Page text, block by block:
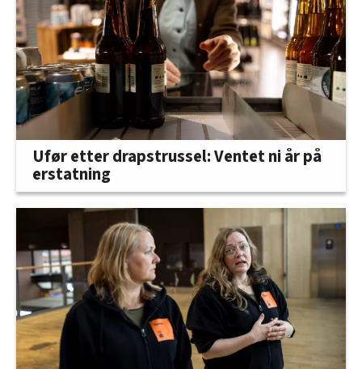
Ufør etter drapstrussel: Ventet ni år på
erstatning